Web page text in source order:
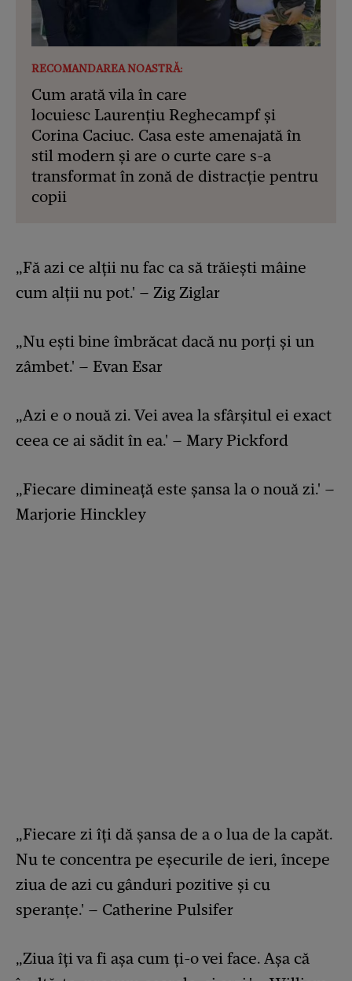
RECOMANDAREA NOASTRĂ:
Cum arată vila în care
locuiesc Laurențiu Reghecampf și
Corina Caciuc. Casa este amenajată în
stil modern și are o curte care s-a
transformat în zonă de distracție pentru
copii
„Fă azi ce alții nu fac ca să trăiești mâine
cum alții nu pot.' – Zig Ziglar
„Nu ești bine îmbrăcat dacă nu porți și un
zâmbet.' – Evan Esar
„Azi e o nouă zi. Vei avea la sfârșitul ei exact
ceea ce ai sădit în ea.' – Mary Pickford
„Fiecare dimineață este șansa la o nouă zi.' –
Marjorie Hinckley
„Fiecare zi îți dă șansa de a o lua de la capăt.
Nu te concentra pe eșecurile de ieri, începe
ziua de azi cu gânduri pozitive și cu
speranțe.' – Catherine Pulsifer
„Ziua îți va fi așa cum ți-o vei face. Așa că